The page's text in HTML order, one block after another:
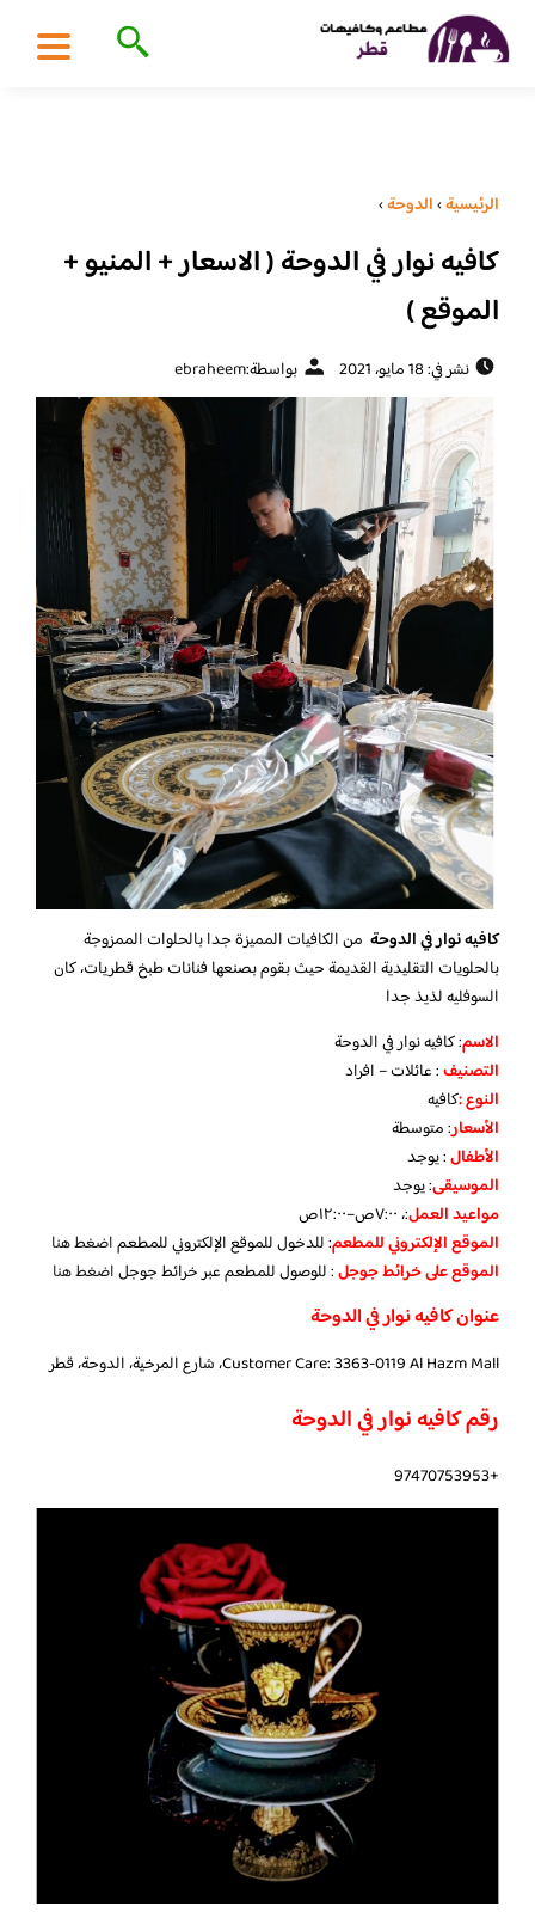
الرئيسية›الدوحة›
كافيه نوار في الدوحة ( الاسعار + المنيو +
الموقع )
نشر في: 18 مايو، 2021 بواسطة:ebraheem
كافيه نوار في الدوحة من الكافيات المميزة جدا بالحلوات الممزوجة
بالحلويات التقليدية القديمة حيث بقوم بصنعها فنانات طبخ قطريات، كان
السوفليه لذيذ جدا
الاسم: كافيه نوار في الدوحة
التصنيف: عائلات – افراد
النوع :كافيه
الأسعار:متوسطة
الأطفال:يوجد
الموسيقى:يوجد
مواعيد العمل:، ٧:٠٠ص–١٢:٠٠ص
الموقع الإلكتروني للمطعم: للدخول للموقع الإلكتروني للمطعماضغط هنا
الموقع على خرائط جوجل: للوصول للمطعم عبر خرائط جوجلاضغط هنا
عنوان كافيه نوار في الدوحة
Customer Care: 3363-0119 Al Hazm Mall، شارع المرخية، الدوحة، قطر
رقم كافيه نوار في الدوحة
+97470753953